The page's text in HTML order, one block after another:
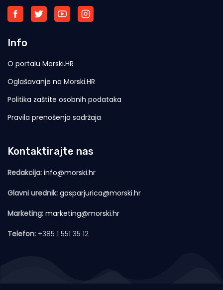
Info
O portalu Morski.HR
Oglašavanje na Morski.HR
Politika zaštite osobnih podataka
Pravila prenošenja sadržaja
Kontaktirajte nas
Redakcija: info@morski.hr
Glavni urednik: gasparjurica@morski.hr
Marketing: marketing@morski.hr
Telefon: +385 1 551 35 12